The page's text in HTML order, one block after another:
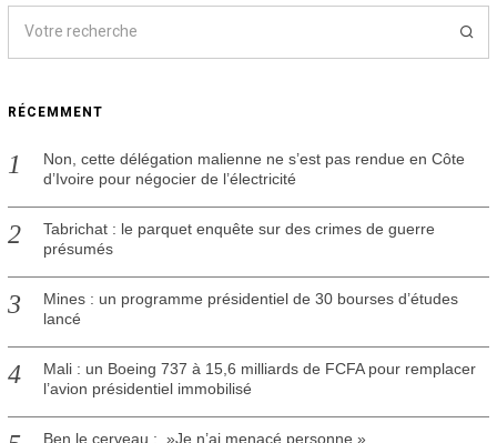
b
r
4
RÉCEMMENT
Non, cette délégation malienne ne s’est pas rendue en Côte
d’Ivoire pour négocier de l’électricité
Tabrichat : le parquet enquête sur des crimes de guerre
présumés
Mines : un programme présidentiel de 30 bourses d’études
lancé
Mali : un Boeing 737 à 15,6 milliards de FCFA pour remplacer
l’avion présidentiel immobilisé
Ben le cerveau : »Je n’ai menacé personne »